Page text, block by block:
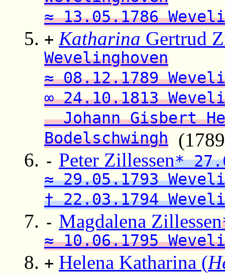
≈ 13.05.1786
+ Katharina Gertrud
Wevelinghoven
≈ 08.12.1789
∞ 24.10.1813
Johann Gisbert
Bodelschwingh
- Peter Zillessen*
≈ 29.05.1793
† 22.03.1794
- Magdalena Zillessen
≈ 10.06.1795
+ Helena Katharina (